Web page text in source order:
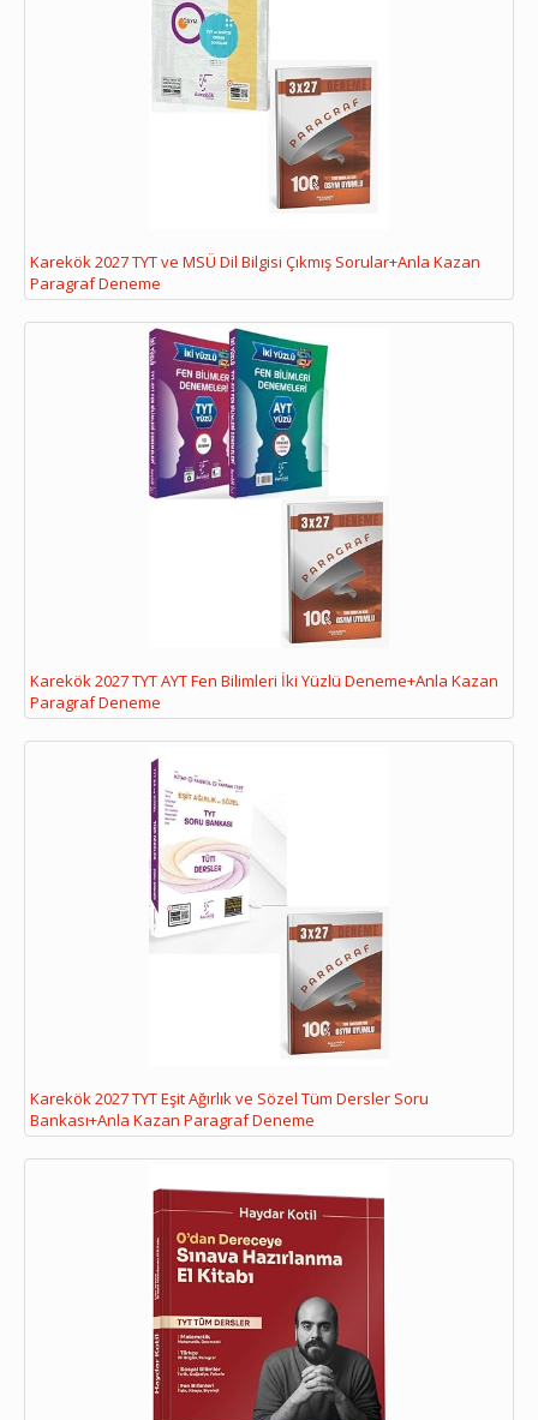
Karekök 2027 TYT ve MSÜ Dil Bilgisi Çıkmış Sorular+Anla Kazan
Paragraf Deneme
Karekök 2027 TYT AYT Fen Bilimleri İki Yüzlü Deneme+Anla Kazan
Paragraf Deneme
Karekök 2027 TYT Eşit Ağırlık ve Sözel Tüm Dersler Soru
Bankası+Anla Kazan Paragraf Deneme